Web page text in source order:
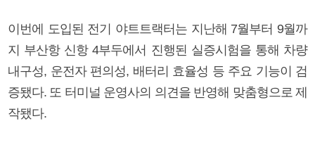
이번에 도입된 전기 야트트랙터는 지난해 7월부터 9월까
지 부산항 신항 4부두에서 진행된 실증시험을 통해 차량
내구성, 운전자 편의성, 배터리 효율성 등 주요 기능이 검
증됐다. 또 터미널 운영사의 의견을 반영해 맞춤형으로 제
작됐다.